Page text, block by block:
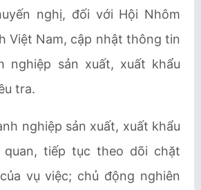
nghị, đối với Hội Nhôm
Việt Nam, cập nhật thông tin
nghiệp sản xuất, xuất khẩu
tra.
nghiệp sản xuất, xuất khẩu
quan, tiếp tục theo dõi chặt
vụ việc; chủ động nghiên